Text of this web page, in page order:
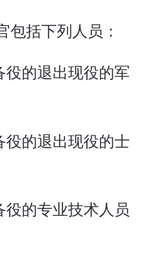
包括下列人员：
役的退出现役的军
役的退出现役的士
役的专业技术人员